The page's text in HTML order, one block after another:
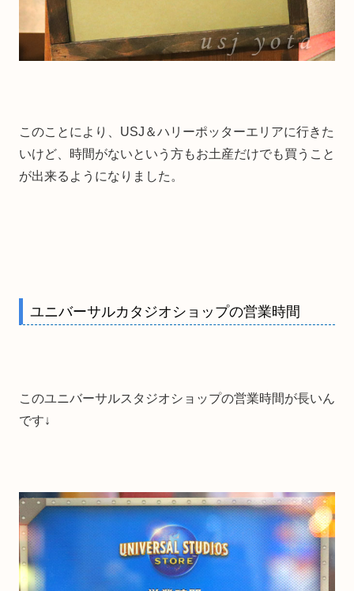
このことにより、USJ＆ハリーポッターエリアに行きた
いけど、時間がないという方もお土産だけでも買うこと
が出来るようになりました。
ユニバーサルカタジオショップの営業時間
このユニバーサルスタジオショップの営業時間が長いん
です↓